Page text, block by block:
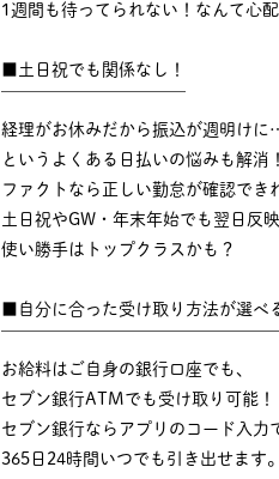
1週間も待ってられない！なんて心
■土日祝でも関係なし！
経理がお休みだから振込が週明けに
というよくある日払いの悩みも解消！
ファクトなら正しい勤怠が確認でき
土日祝やGW・年末年始でも翌日反
使い勝手はトップクラスかも？
■自分に合った受け取り方法が選べ
お給料はご自身の銀行口座でも、
セブン銀行ATMでも受け取り可能！
セブン銀行ならアプリのコード入力
365日24時間いつでも引き出せます。